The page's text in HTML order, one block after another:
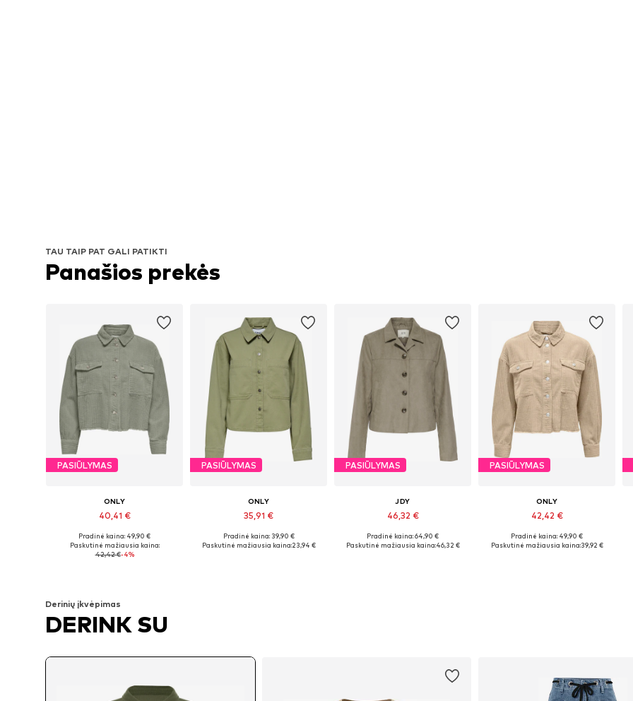
TAU TAIP PAT GALI PATIKTI
Panašios prekės
PASIŪLYMAS
ONLY
40,41 €
Yra daugybė dydžių
Į krepšelį
Pradinė kaina: 49,90 €
Paskutinė mažiausia kaina:
42,42 €-4%
PASIŪLYMAS
ONLY
35,91 €
Galimi dydžiai: XS, S, M, L, XL
Pradinė kaina: 39,90 €
Paskutinė mažiausia kaina:23,94 €
PASIŪLYMAS
JDY
46,32 €
Galimi dydžiai: XS, S, M, L, XL
Pradinė kaina: 64,90 €
Paskutinė mažiausia kaina:46,32 €
PASIŪLYMAS
ONLY
42,42 €
Yra daugybė dydžių
Pradinė kaina: 49,90 €
Paskutinė mažiausia kaina:39,92 €
Derinių įkvėpimas
DERINK SU